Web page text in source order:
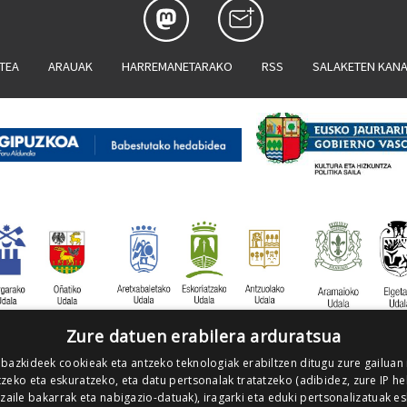
ARAUAK HARREMANETARAKO RSS SALAKETEN
Zure datuen erabilera arduratsua
cookieak eta antzeko teknologiak erabiltzen ditugu zure
eta eskuratzeko, eta datu pertsonalak tratatzeko (adibidez, zure IP
bakarrak eta nabigazio-datuak), iragarki eta eduki pertsonalizatuak